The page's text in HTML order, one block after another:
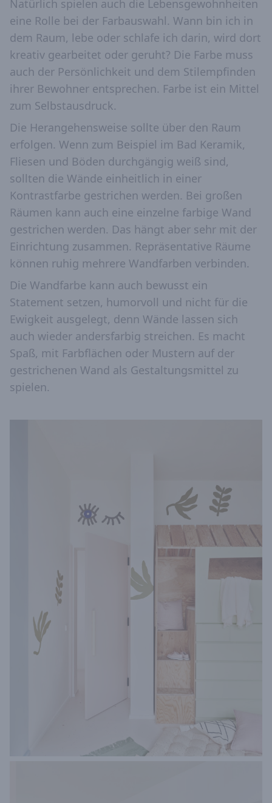
Natürlich spielen auch die Lebensgewohnheiten
eine Rolle bei der Farbauswahl. Wann bin ich in
dem Raum, lebe oder schlafe ich darin, wird dort
kreativ gearbeitet oder geruht? Die Farbe muss
auch der Persönlichkeit und dem Stilempfinden
ihrer Bewohner entsprechen. Farbe ist ein Mittel
zum Selbstausdruck.
Die Herangehensweise sollte über den Raum
erfolgen. Wenn zum Beispiel im Bad Keramik,
Fliesen und Böden durchgängig weiß sind,
sollten die Wände einheitlich in einer
Kontrastfarbe gestrichen werden. Bei großen
Räumen kann auch eine einzelne farbige Wand
gestrichen werden. Das hängt aber sehr mit der
Einrichtung zusammen. Repräsentative Räume
können ruhig mehrere Wandfarben verbinden.
Die Wandfarbe kann auch bewusst ein
Statement setzen, humorvoll und nicht für die
Ewigkeit ausgelegt, denn Wände lassen sich
auch wieder andersfarbig streichen. Es macht
Spaß, mit Farbflächen oder Mustern auf der
gestrichenen Wand als Gestaltungsmittel zu
spielen.